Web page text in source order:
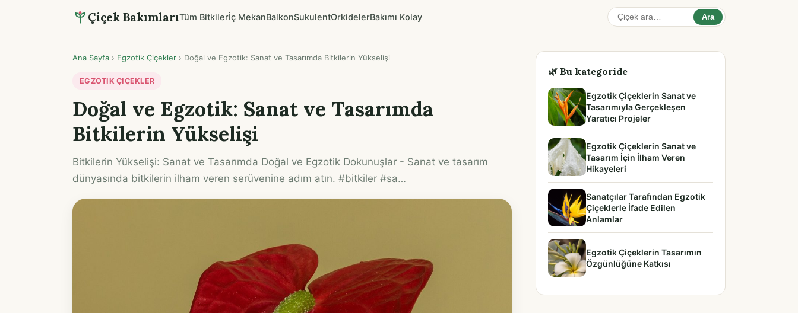
Çiçek BakımlarıTüm Bitkilerİç MekanBalkonSukulentOrkidelerBakımı Kolay Ara
Ana Sayfa › Egzotik Çiçekler › Doğal ve Egzotik: Sanat ve Tasarımda Bitkilerin Yükselişi
EGZOTIK ÇIÇEKLER
Doğal ve Egzotik: Sanat ve Tasarımda
Bitkilerin Yükselişi
Bitkilerin Yükselişi: Sanat ve Tasarımda Doğal ve Egzotik Dokunuşlar - Sanat ve tasarım
dünyasında bitkilerin ilham veren serüvenine adım atın. #bitkiler #sa…
🌿 Bu kategoride
Egzotik Çiçeklerin Sanat ve
Tasarımıyla Gerçekleşen
Yaratıcı Projeler
Egzotik Çiçeklerin Sanat ve
Tasarım İçin İlham Veren
Hikayeleri
Sanatçılar Tarafından Egzotik
Çiçeklerle İfade Edilen
Anlamlar
Egzotik Çiçeklerin Tasarımın
Özgünlüğüne Katkısı